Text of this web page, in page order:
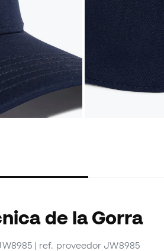
de la Gorra
| ref. proveedor JW8985